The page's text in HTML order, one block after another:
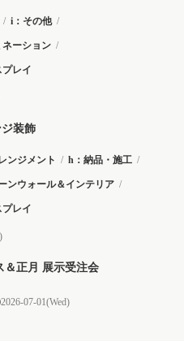
/ i：その他 /
ネーション /
レイ
装飾
ンジメント / h：納品・施工 /
ンウォール＆インテリア /
レイ
＆正月 展示受注会
2026-07-01(Wed)